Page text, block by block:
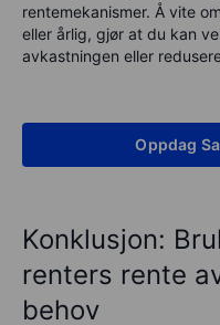
rentemekanismer. Å vite
eller årlig, gjør at du kan
avkastningen eller
Oppdag
Konklusjon:
renters rente
behov